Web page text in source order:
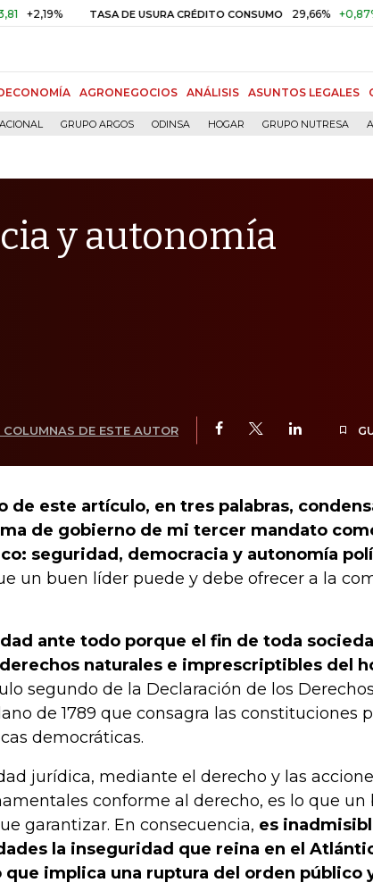
TASA DE USURA CRÉDITO CONSUMO 29,66% +0,87%
AGRONEGOCIOS ANÁLISIS ASUNTOS LEGALES
GRUPO ARGOS ODINSA HOGAR GRUPO NUTRESA
y autonomía
COLUMNAS DE ESTE AUTOR
de este artículo, en tres palabras,
de gobierno de mi tercer mandato
seguridad, democracia y autonomía
un buen líder puede y debe ofrecer a la
ante todo porque el fin de toda
naturales e imprescriptibles del
segundo de la Declaración de los
de 1789 que consagra las constituciones
democráticas.
jurídica, mediante el derecho y las
conforme al derecho, es lo que un
garantizar. En consecuencia, es
la inseguridad que reina en el
que implica una ruptura del orden público